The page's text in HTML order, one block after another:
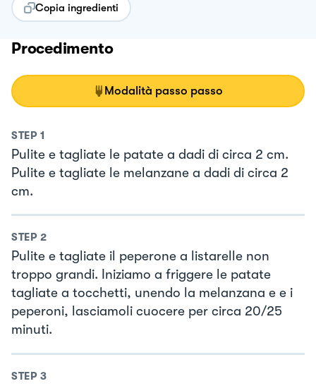
Copia ingredienti
Procedimento
Modalità passo passo
STEP 1
Pulite e tagliate le patate a dadi di circa 2 cm.
Pulite e tagliate le melanzane a dadi di circa 2
cm.
STEP 2
Pulite e tagliate il peperone a listarelle non
troppo grandi. Iniziamo a friggere le patate
tagliate a tocchetti, unendo la melanzana e e i
peperoni, lasciamoli cuocere per circa 20/25
minuti.
STEP 3